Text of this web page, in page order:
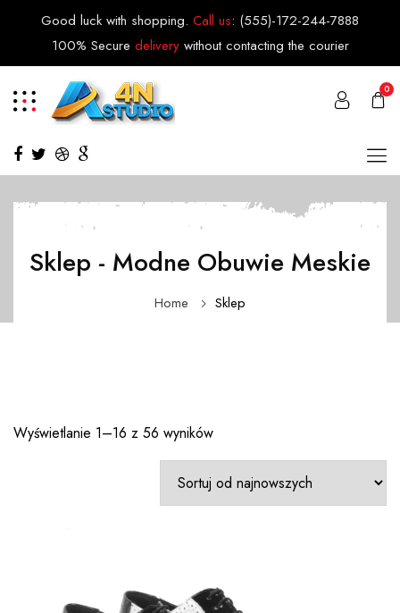
Good luck with shopping. Call us: (555)-172-244-7888
100% Secure deliverywithout contacting the courier
0
Sklep - Modne Obuwie Meskie
Home Sklep
Wyświetlanie 1–16 z 56 wyników